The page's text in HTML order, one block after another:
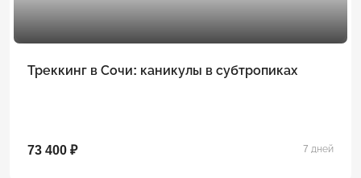
Треккинг в Сочи: каникулы в субтропиках
73 400 ₽ 7 дней